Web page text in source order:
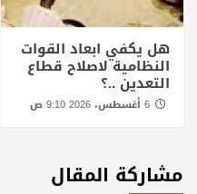
هل يكفي ابعاد القوات
النظامية لاصلاح قطاع
التعدين ..؟
مشاركة المقال